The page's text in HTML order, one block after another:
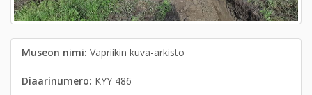
Museon nimi: Vapriikin kuva-arkisto
Diaarinumero: KYY 486